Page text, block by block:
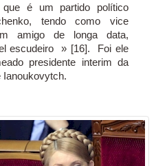
é um partido político
tendo como vice
amigo de longa data,
escudeiro » [16]. Foi ele
presidente interim da
Ianoukovytch.